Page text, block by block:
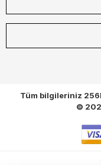
Tüm bilgileriniz
©